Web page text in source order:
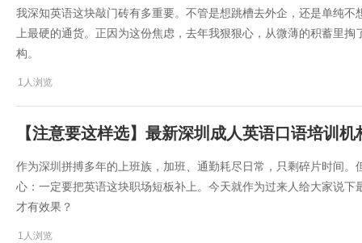
我深知英语这块敲门砖有多重要。不管是想跳槽去外企，还是单纯
上最硬的通货。正因为这份焦虑，去年我狠狠心，从微薄的积蓄里
构。
1人浏览
【注意要这样选】最新深圳成人英语口语培训
作为深圳拼搏多年的上班族，加班、通勤耗尽日常，只剩碎片时间。
心：一定要把英语这块职场短板补上。今天就作为过来人给大家说
才有效果？
1人浏览